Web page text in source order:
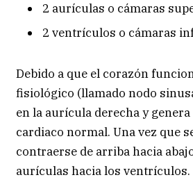
2 aurículas o cámaras
2 ventrículos o cámaras
Debido a que el corazón
fisiológico (llamado nodo
en la aurícula derecha y
cardiaco normal. Una vez que
contraerse de arriba hacia
aurículas hacia los